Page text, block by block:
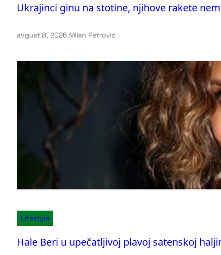
Ukrajinci ginu na stotine, njihove rakete
avgust 8, 2026.Milan Petrović
Lifestyle
Hale Beri u upečatljivoj plavoj satenskoj